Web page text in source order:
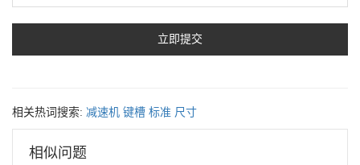
相关热词搜索: 减速机 键槽 标准 尺寸
相似问题